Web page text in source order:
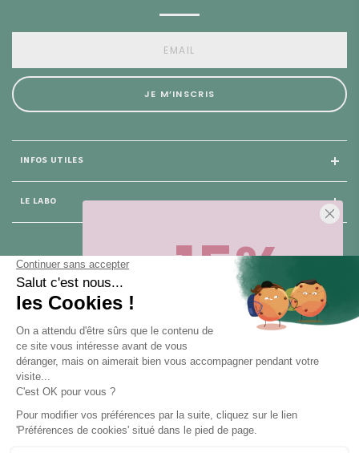
75 008 Paris
INFOS UTILES
LE LABO
JE M’INSCRIS
-15%
Sur votre première commande,
moment ! Désinscription en 1 clic, à
tout moment.